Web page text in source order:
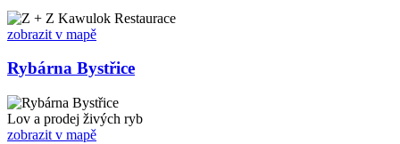
zobrazit v mapě
Rybárna Bystřice
Lov a prodej živých ryb
zobrazit v mapě